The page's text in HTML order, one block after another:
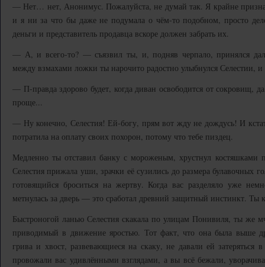
— Нет… нет, Анонимус. Пожалуйста, не думай так. Я крайне
и я ни за что бы даже не подумала о чём-то подобном, просто
деньги и представитель продавца вскоре должен забрать их.
— А, и всего-то? — съязвил ты, и, подняв черпало, принялся
между взмахами ложки ты нарочито радостно улыбнулся Селестии, и
— П-правда здорово будет, когда диван освободится от сокровищ,
проще...
— Ну конечно, Селестия! Ей-богу, прям вот жду не дождусь! И
потратила на оплату своих похорон, потому что тебе пиздец.
Медленно ты отставил банку с мороженым, хрустнул костяшками
Селестия прижала уши, зрачки её сузились до размера булавочных
готовящийся броситься на жертву. Когда вас разделяло уже
метнулась за дверь — это сработал древний защитный инстинкт. Ты
Быстроногой ланью Селестия скакала по улицам Понивиля, ты же
приводимый в движение яростью. Тот факт, что она была выше
грива и хвост, развевающиеся на скаку, не давали ей
провожали вас удивлёнными взглядами, а вы всё бежали,